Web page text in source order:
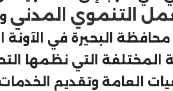
التنموي المدني
البحيرة في الآونة
المختلفة التي نظمها
العامة وتقديم